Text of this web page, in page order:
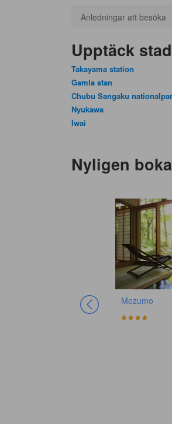
Anledningar att besöka
Upptäck
Takayama station
Gamla stan
Chubu Sangaku
Nyukawa
Iwai
Nyligen
Mozumo